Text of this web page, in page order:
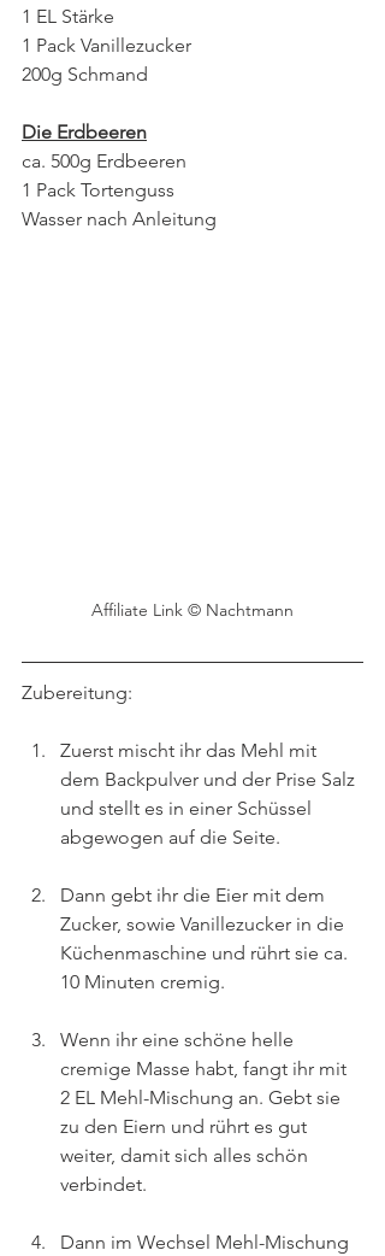
1 EL Stärke
1 Pack Vanillezucker
200g Schmand
Die Erdbeeren
ca. 500g Erdbeeren
1 Pack Tortenguss
Wasser nach Anleitung
Affiliate Link © Nachtmann
Zubereitung:
Zuerst mischt ihr das Mehl mit
dem Backpulver und der Prise Salz
und stellt es in einer Schüssel
abgewogen auf die Seite.
Dann gebt ihr die Eier mit dem
Zucker, sowie Vanillezucker in die
Küchenmaschine und rührt sie ca.
10 Minuten cremig.
Wenn ihr eine schöne helle
cremige Masse habt, fangt ihr mit
2 EL Mehl-Mischung an. Gebt sie
zu den Eiern und rührt es gut
weiter, damit sich alles schön
verbindet.
Dann im Wechsel Mehl-Mischung